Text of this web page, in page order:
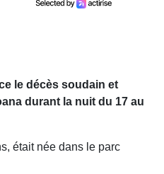
le décès soudain et
durant la nuit du 17 au
était née dans le parc